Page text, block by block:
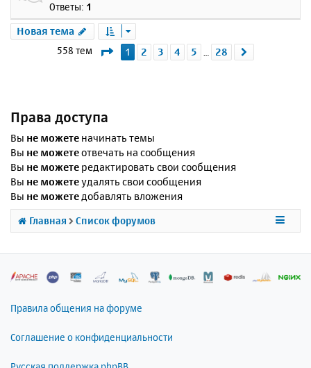
Ответы: 1
Новая тема
558 тем Страница1 из 28
1 2 3 4 5 28
Права доступа
Вы не можете начинать темы
Вы не можетеотвечать на сообщения
Вы не можете редактировать свои сообщения
Вы не можетеудалять свои сообщения
Вы не можетедобавлять вложения
Главная Список форумов
Правила общения на форуме
Соглашение о конфиденциальности